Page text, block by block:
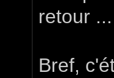
retour
Bref,